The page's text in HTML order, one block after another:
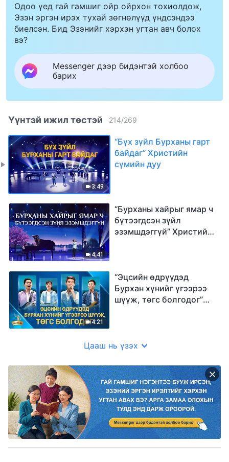
Одоо үед гай гамшиг ойр ойрхон тохиолдож,
Эзэн эргэн ирэх тухай зөгнөлүүд үндсэндээ
биелсэн. Бид Эзэнийг хэрхэн угтан авч болох
вэ?
Messenger дээр бидэнтэй холбоо
барих
Үүнтэй ижил төстэй 214/269
3:49
“Бүх зүйл Бурханы гарт
байдаг” Христийн
сүмийн дуу
4:41
“Бурханы хайрыг ямар ч
бүтээгдсэн зүйл
эзэмшдэггүй” Христийн
4:21
“Эцсийн өдрүүдэд
Бурхан хүнийг үгээрээ
шүүж, төгс болгодог”
Цааш нь үзэх